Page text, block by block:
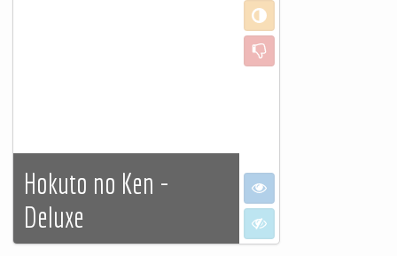
Hokuto no Ken -
Deluxe
Neutral
Dislike
I want to see
I don't want to see